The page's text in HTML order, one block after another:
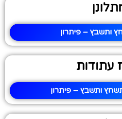
ותשבץ – פיתרון
עתודות
ותשבץ – פיתרון